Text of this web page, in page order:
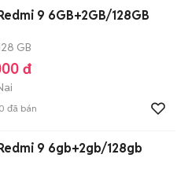
9 6GB+2GB/128GB
GB
đ
đã bán
9 6gb+2gb/128gb